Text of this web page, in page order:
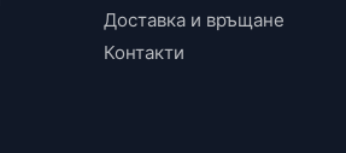
Доставка и връщане
Контакти